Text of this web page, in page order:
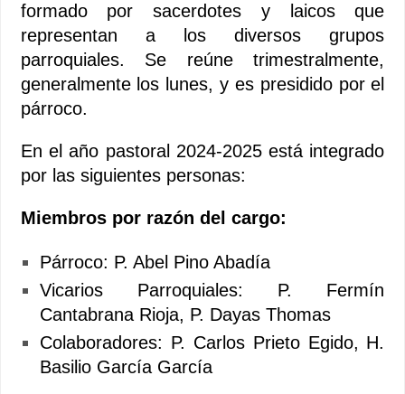
formado por sacerdotes y laicos que
representan a los diversos grupos
parroquiales. Se reúne trimestralmente,
generalmente los lunes, y es presidido por el
párroco.
En el año pastoral 2024-2025 está integrado
por las siguientes personas:
Miembros por razón del cargo:
Párroco: P. Abel Pino Abadía
Vicarios Parroquiales: P. Fermín
Cantabrana Rioja, P. Dayas Thomas
Colaboradores: P. Carlos Prieto Egido, H.
Basilio García García